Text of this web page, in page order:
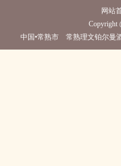
网站
Copyright
中国•常熟市 常熟理文铂尔曼酒